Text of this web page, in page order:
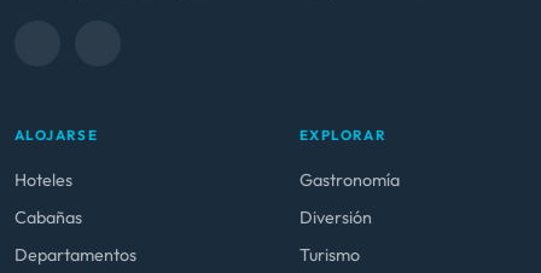
ALOJARSE
Hoteles
Cabañas
Departamentos
EXPLORAR
Gastronomía
Diversión
Turismo